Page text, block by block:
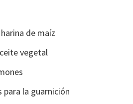
de maíz
vegetal
para la guarnición